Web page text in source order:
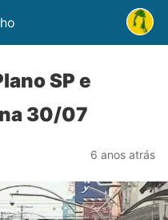
SP e
30/07
6 anos atrás